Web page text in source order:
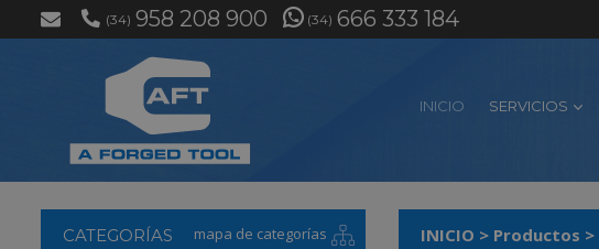
(34) 958 208 900 (34) 666 333 184
INICIO SERVICIOS
INICIO > Productos >
CATEGORÍAS mapa de categorías